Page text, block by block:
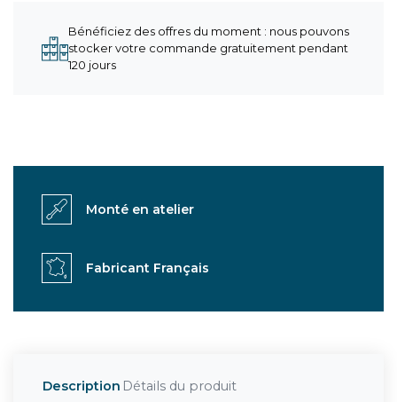
Bénéficiez des offres du moment : nous pouvons
stocker votre commande gratuitement pendant
120 jours
Monté en atelier
Fabricant Français
Description Détails du produit